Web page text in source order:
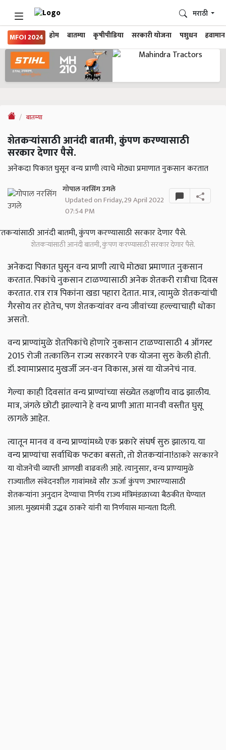
MFOI 2024 होम बातम्या कृषीपीडिया सरकारी योजना पशुधन हवामान
मराठी
बातम्या
शेतकऱ्यांसाठी आनंदी बातमी, कुंपण करण्यासाठी
सरकार देणार पैसे.
अनेकदा पिकात घुसून वन्य प्राणी त्याचे मोठ्या प्रमाणात नुकसान करतात
गोपाल नरसिंग उगले
Updated on Friday, 29 April 2022
07:54 PM
शेतकऱ्यांसाठी आनंदी बातमी, कुंपण करण्यासाठी सरकार देणार पैसे.
अनेकदा पिकात घुसून वन्य प्राणी त्याचे मोठ्या प्रमाणात नुकसान
करतात. पिकांचे नुकसान टाळण्यासाठी अनेक शेतकरी रात्रीचा दिवस
करतात. रात्र रात्र पिकांना खडा पहारा देतात. मात्र, त्यामुळे शेतकऱ्यांची
गैरसोय तर होतेच, पण शेतकऱ्यांवर वन्य जीवांच्या हल्ल्याचाही धोका
असतो.
वन्य प्राण्यांमुळे शेतपिकांचे होणारे नुकसान टाळण्यासाठी 4 ऑगस्ट
2015 रोजी तत्कालिन राज्य सरकारने एक योजना सुरु केली होती.
डॉ. श्यामाप्रसाद मुखर्जी जन-वन विकास, असं या योजनेचं नाव.
गेल्या काही दिवसांत वन्य प्राण्यांच्या संख्येत लक्षणीय वाढ झालीय.
मात्र, जंगले छोटी झाल्याने हे वन्य प्राणी आता मानवी वस्तीत घुसू
लागले आहेत.
त्यातून मानव व वन्य प्राण्यांमध्ये एक प्रकारे संघर्ष सुरु झालाय. या
वन्य प्राण्यांचा सर्वाधिक फटका बसतो, तो शेतकऱ्यांना!ठाकरे सरकारने
या योजनेची व्याप्ती आणखी वाढवली आहे. त्यानुसार, वन्य प्राण्यामुळे
राज्यातील संवेदनशील गावांमध्ये सौर ऊर्जा कुंपण उभारण्यासाठी
शेतकऱ्यांना अनुदान देण्याचा निर्णय राज्य मंत्रिमंडळाच्या बैठकीत घेण्यात
आला. मुख्यमंत्री उद्धव ठाकरे यांनी या निर्णयास मान्यता दिली.